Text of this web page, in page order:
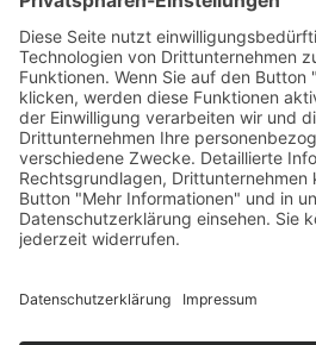
INFORMATION
Versandarten
Zahlungsarten
Kontakt
Vertrag widerrufen
© 2026 Truck-Interrior.de. Alle rechte